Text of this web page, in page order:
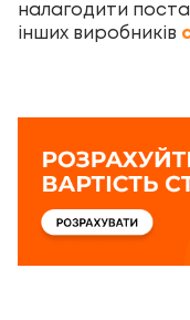
налагодити
інших виробників